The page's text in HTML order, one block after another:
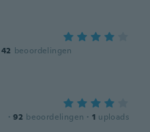
42 beoordelingen
· 92 beoordelingen · 1 uploads